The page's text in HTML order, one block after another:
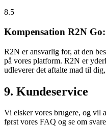
8.5
Kompensation R2N Go:
R2N er ansvarlig for, at den
på vores platform. R2N er
udleverer det aftalte mad til
9. Kundeservice
Vi elsker vores brugere, og vil
først vores FAQ og se om